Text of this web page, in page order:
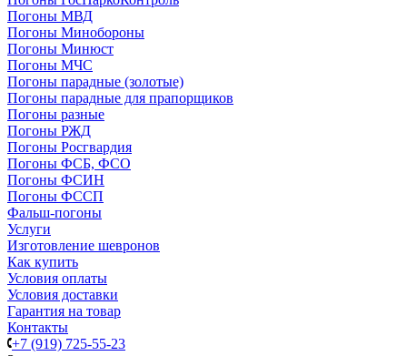
Погоны МВД
Погоны Минобороны
Погоны Минюст
Погоны МЧС
Погоны парадные (золотые)
Погоны парадные для прапорщиков
Погоны разные
Погоны РЖД
Погоны Росгвардия
Погоны ФСБ, ФСО
Погоны ФСИН
Погоны ФССП
Фальш-погоны
Услуги
Изготовление шевронов
Как купить
Условия оплаты
Условия доставки
Гарантия на товар
Контакты
+7 (919) 725-55-23